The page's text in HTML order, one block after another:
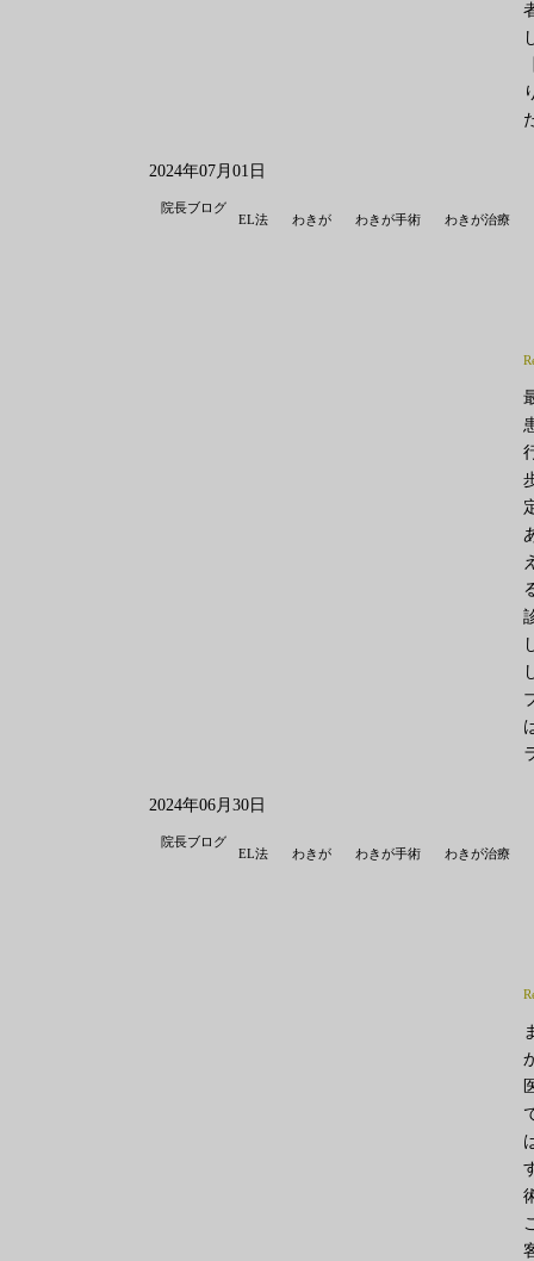
2024年07月01日
院長ブログ
EL法
わきが わきが手術 わきが治療
2024年06月30日
院長ブログ
EL法
わきが わきが手術 わきが治療